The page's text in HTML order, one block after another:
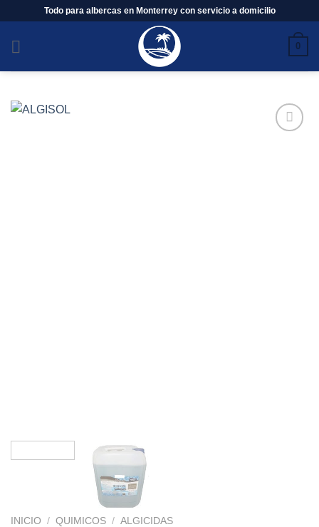
contenido
Todo para albercas en Monterrey con servicio a domicilio
0
INICIO / QUIMICOS / ALGICIDAS